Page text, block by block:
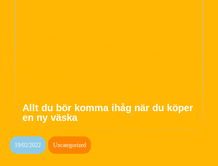
Allt du bör komma ihåg när du köper
en ny väska
19/02/2022 Uncategorized